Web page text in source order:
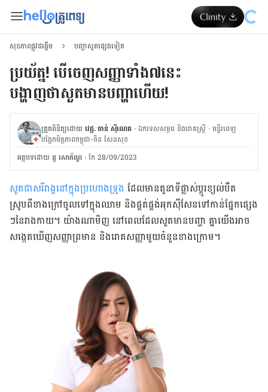
សុខភាពផ្លូវដង្ហើម បញ្ហាសួតផ្សេងទៀត
ប្រយ័ត្ន! បើចេញ​សញ្ញា​ទាំង​៧​នេះ​​​​​​​​​​​​​​​​​​​​​​​​​​​​​​​​​​​​​​​​​​​​​​​​​​​​​​​​​​​​​​​​​​​
បង្ហាញថាសួតមានបញ្ហាហើយ!
ត្រួតពិនិត្យដោយ វេជ្ជ. ចាន់ ស៊ីណេត ·ឯកទេសសម្ភព និងរោគស្ត្រី ·ម​ន្ទីរពេទ្យ
បង្អែកមិត្តភាពកម្ពុជា-ចិន សែនសុខ
អត្ថបទ​ដោយ នូ សោភ័ណ្ឌ ·កែ 28/09/2023
សួត​ជា​សរីរាង្គ​នៅ​ក្នុង​ប្រហោង​ទ្រូង ​ ដែល​​មាន​តួនាទី​ផ្លាស់ប្ដូរ​ខ្យល់​​បឺត
ស្រូបពីខាងក្រៅចូលទៅ​ក្នុង​ឈាម​ និង​ផ្គត់ផ្គង់​អុកស៊ីសែន​​ទៅ​កាន់​ផ្នែក​ផ្សេង​
ៗ​នៃ​រាងកាយ​។ យ៉ាង​ណា​មិញ នៅ​ពេល​ដែល​សួត​មាន​បញ្ហា​ គ្នា​យើង​អាច​
សង្កេត​ឃើញ​សញ្ញា​ព្រមាន​ និង​រោគសញ្ញា​មួយ​ចំនួន​ខាង​ក្រោម​។